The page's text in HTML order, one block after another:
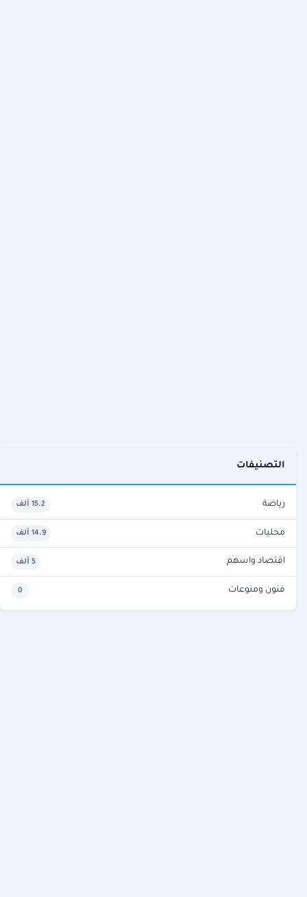
التصنيفات
رياضة 15.2 ألف
محليات 14.9 ألف
اقتصاد واسهم 5 ألف
فنون ومنوعات 0